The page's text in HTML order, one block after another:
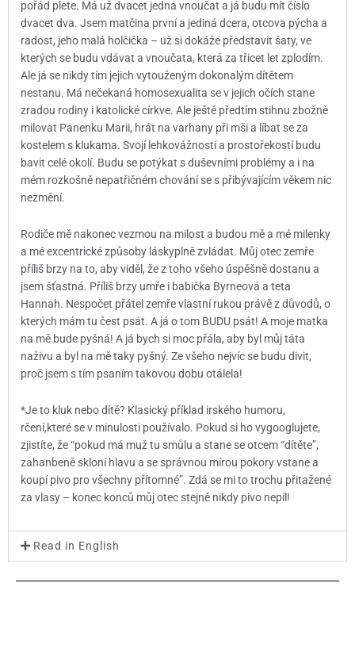
pořád plete. Má už dvacet jedna vnoučat a já budu mít číslo
dvacet dva. Jsem matčina první a jediná dcera, otcova pýcha a
radost, jeho malá holčička – už si dokáže představit šaty, ve
kterých se budu vdávat a vnoučata, která za třicet let zplodím.
Ale já se nikdy tím jejich vytouženým dokonalým dítětem
nestanu. Má nečekaná homosexualita se v jejich očích stane
zradou rodiny i katolické církve. Ale ještě předtím stihnu zbožně
milovat Panenku Marii, hrát na varhany při mši a líbat se za
kostelem s klukama. Svojí lehkovážností a prostořekostí budu
bavit celé okolí. Budu se potýkat s duševními problémy a i na
mém rozkošně nepatřičném chování se s přibývajícím věkem nic
nezmění.
Rodiče mě nakonec vezmou na milost a budou mě a mé milenky
a mé excentrické způsoby láskyplně zvládat. Můj otec zemře
příliš brzy na to, aby viděl, že z toho všeho úspěšně dostanu a
jsem šťastná. Příliš brzy umře i babička Byrneová a teta
Hannah. Nespočet přátel zemře vlastní rukou právě z důvodů, o
kterých mám tu čest psát. A já o tom BUDU psát! A moje matka
na mě bude pyšná! A já bych si moc přála, aby byl můj táta
naživu a byl na mě taky pyšný. Ze všeho nejvíc se budu divit,
proč jsem s tím psaním takovou dobu otálela!
*Je to kluk nebo dítě? Klasický příklad irského humoru,
rčení,které se v minulosti používalo. Pokud si ho vygooglujete,
zjistíte, že “pokud má muž tu smůlu a stane se otcem “dítěte”,
zahanbeně skloní hlavu a se správnou mírou pokory vstane a
koupí pivo pro všechny přítomné”. Zdá se mi to trochu přitažené
za vlasy – konec konců můj otec stejně nikdy pivo nepil!
Read in English